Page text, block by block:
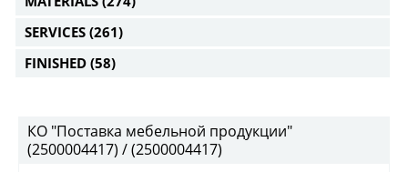
SERVICES (261)
FINISHED (58)
КО "Поставка мебельной продукции"
(2500004417) / (2500004417)